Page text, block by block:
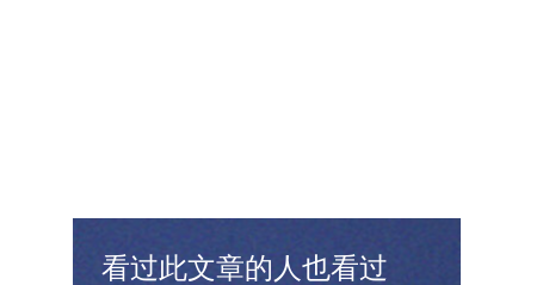
看过此文章的人也看过